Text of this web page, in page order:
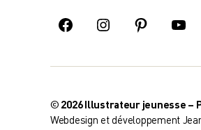
FacebookInstagramPinterest
© 2026Illustrateur jeunesse –
Webdesign et développement